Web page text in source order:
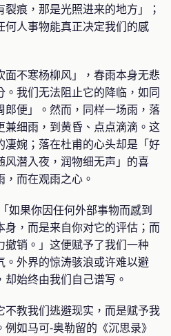
痕，那是光照进来的地方」；
人事物能真正决定我们的感
不寒杨柳风」，春雨本身无悲
我们无法阻止它的降临，如同
便」。然而，同样一场雨，落
细雨，到黄昏、点点滴滴。这
婉；落在杜甫的心头却是「好
潜入夜，润物细无声」的喜
而在观雨之心。
如果你因任何外部事物而感到
，而是来自你对它的评估；而
销。」这便赋予了我们一种
。外界的惊涛骇浪或许难以避
始终由我们自己谱写。
教我们逃避现实，而是赋予我
如马可-奥勒留的《沉思录》